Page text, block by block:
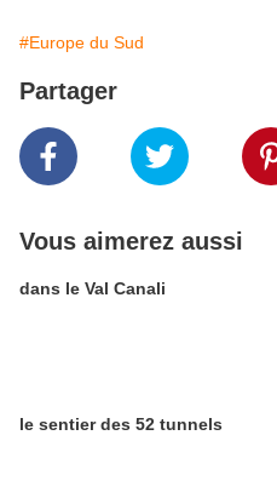
#Europe du Sud
Partager
Vous aimerez aussi
dans le Val Canali
le sentier des 52 tunnels